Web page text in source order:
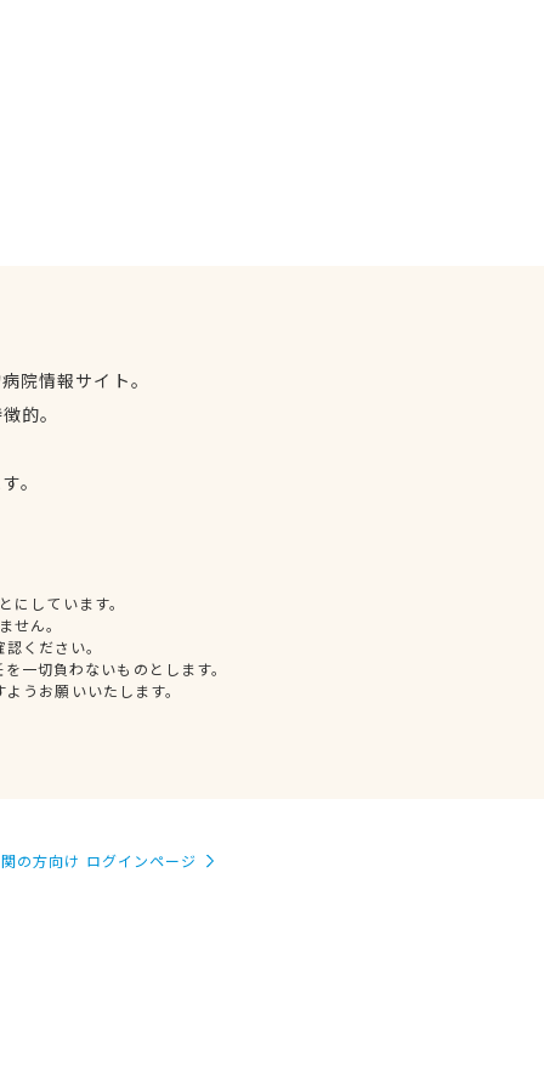
院情報サイト。
的。
。
しています。
せん。
ください。
一切負わないものとします。
うお願いいたします。
の方向け ログインページ